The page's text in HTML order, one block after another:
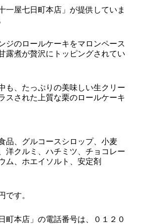
屋七日町本店」が提供していま
のロールケーキをマロンペース
露煮が贅沢にトッピングされてい
、たっぷりの美味しい生クリー
スされた上質な栗のロールケーキ
品、グルコースシロップ、小麦
洋クルミ、ハチミツ、チョコレー
ム、ホエイソルト、安定剤
です。
本店」の電話番号は、０１２０